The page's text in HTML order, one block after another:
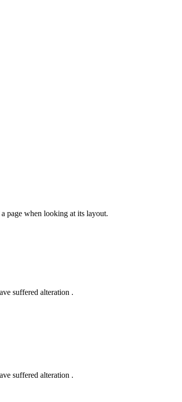
page when looking at its layout.
suffered alteration .
suffered alteration .